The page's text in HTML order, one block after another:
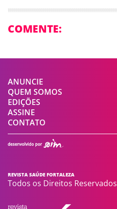
COMENTE:
ANUNCIE
QUEM SOMOS
EDIÇÕES
ASSINE
CONTATO
REVISTA SAÚDE FORTALEZA
Todos os Direitos Reservados